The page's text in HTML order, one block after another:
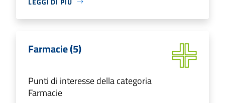
Farmacie (5)
Punti di interesse della categoria
Farmacie